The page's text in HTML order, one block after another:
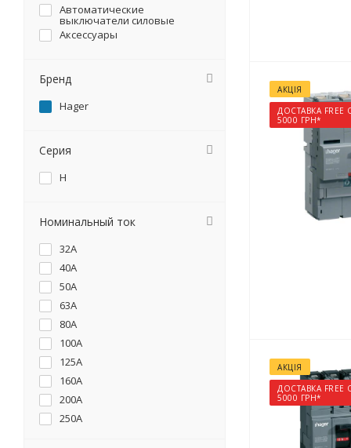
АКЦІЯ
ДОСТАВКА FREE
5000 ГРН*
АКЦІЯ
ДОСТАВКА FREE
5000 ГРН*
Автоматические
выключатели силовые
Аксессуары
Бренд
Hager
Серия
H
Номинальный ток
32А
40А
50А
63А
80А
100А
125А
160А
200А
250А